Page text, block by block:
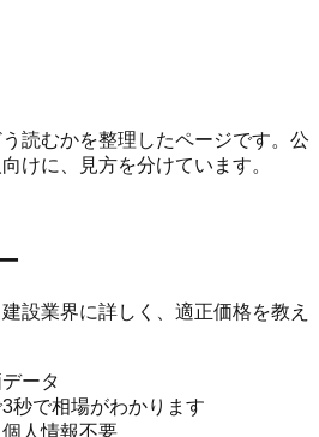
読むかを整理したページです。公
けに、見方を分けています。
設業界に詳しく、適正価格を教え
ータ
秒で相場がわかります
人情報不要